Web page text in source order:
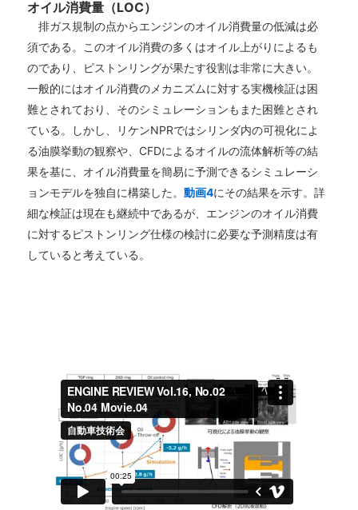
オイル消費量（LOC）
排ガス規制の点からエンジンのオイル消費量の低減は必
須である。このオイル消費の多くはオイル上がりによるも
のであり、ピストンリングが果たす役割は非常に大きい。
一般的にはオイル消費のメカニズムに対する実機検証は困
難とされており、そのシミュレーションもまた困難とされ
ている。しかし、リケンNPRではシリンダ内の可視化によ
る油膜挙動の観察や、CFDによるオイルの流体解析等の結
果を基に、オイル消費量を簡易に予測できるシミュレーシ
ョンモデルを独自に構築した。動画4にその結果を示す。詳
細な検証は現在も継続中であるが、エンジンのオイル消費
に対するピストンリング仕様の検討に必要な予測精度は有
していると考えている。